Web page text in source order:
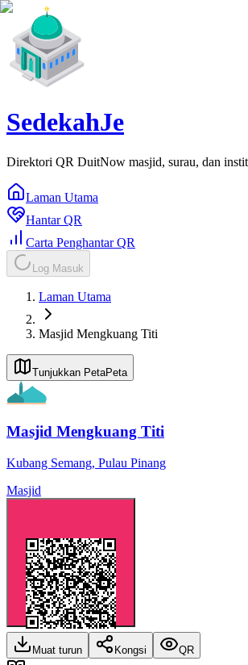
SedekahJe
Direktori QR DuitNow masjid, surau, dan
Laman Utama
Hantar QR
Carta Penghantar QR
Log Masuk
Laman Utama
Masjid Mengkuang Titi
Tunjukkan PetaPeta
Masjid Mengkuang Titi
Kubang Semang, Pulau Pinang
Masjid
Muat turun Kongsi QR